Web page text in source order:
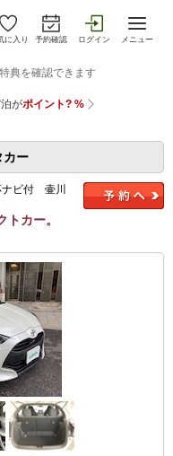
に入り 予約確認 ログイン メニュー
カー
ナビ付 壷川
トカー。